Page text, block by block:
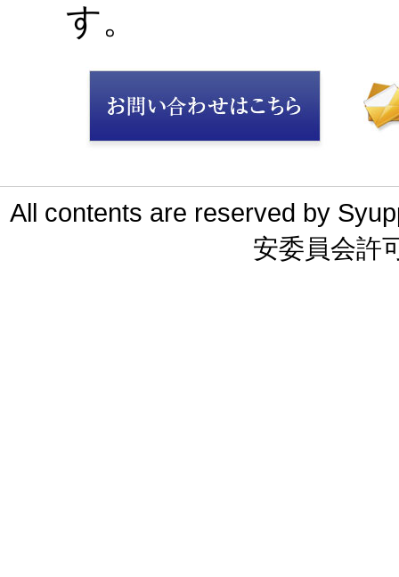
す。
All contents are reserved by
安委員会許